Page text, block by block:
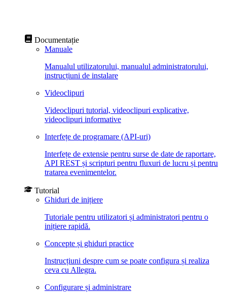
Documentație
Manuale
Manualul utilizatorului, manualul administratorului,
instrucțiuni de instalare
Videoclipuri
Videoclipuri tutorial, videoclipuri explicative,
videoclipuri informative
Interfețe de programare (API-uri)
Interfețe de extensie pentru surse de date de raportare,
API REST și scripturi pentru fluxuri de lucru și pentru
tratarea evenimentelor.
Tutorial
Ghiduri de inițiere
Tutoriale pentru utilizatori și administratori pentru o
inițiere rapidă.
Concepte și ghiduri practice
Instrucțiuni despre cum se poate configura și realiza
ceva cu Allegra.
Configurare și administrare